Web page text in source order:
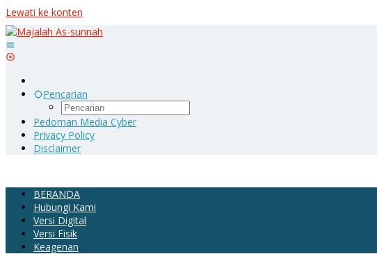
Lewati ke konten
Pencarian
Pedoman Media Cyber
Privacy Policy
Disclaimer
BERANDA
Hubungi Kami
Versi Digital
Versi Fisik
Keagenan